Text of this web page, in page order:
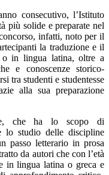
consecutivo, l’Istituto
più solide e preparate nel
infatti, noto per il
la traduzione e il
in lingua latina, oltre a
e conoscenze storico-
tra studenti e studentesse
alla sua preparazione
, che ha lo scopo di
lo studio delle discipline
passo letterario in prosa
da autori che con l’età
in lingua latina o greca e